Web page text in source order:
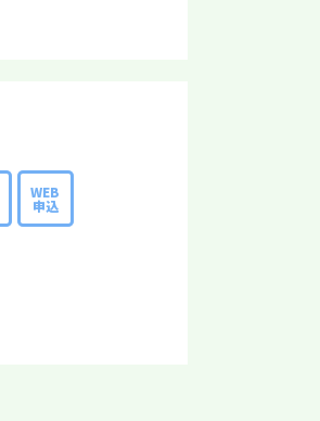
WEB
申込